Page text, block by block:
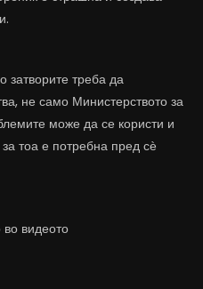
затворите треба да
не само Министерството за
може да се користи и
тоа е потребна пред сѐ
во видеото